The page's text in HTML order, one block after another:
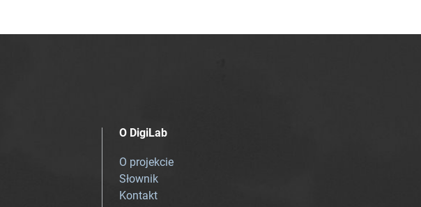
O DigiLab
O projekcie
Słownik
Kontakt